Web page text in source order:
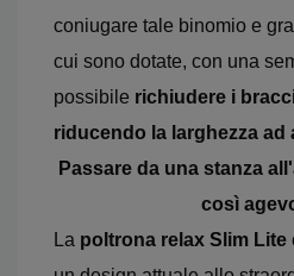
coniugare tale binomio e
cui sono dotate, con una
possibile richiudere i
riducendo la larghezza ad
Passare da una stanza
così
La poltrona relax Slim Lite